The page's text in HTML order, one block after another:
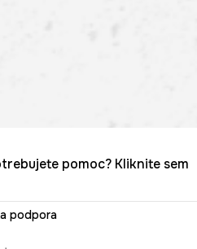
pomoc? Kliknite sem
podpora